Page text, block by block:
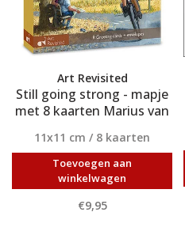
Art Revisited
Still going strong - mapje
met 8 kaarten Marius van
11x11 cm / 8 kaarten
Toevoegen aan
winkelwagen
€9,95